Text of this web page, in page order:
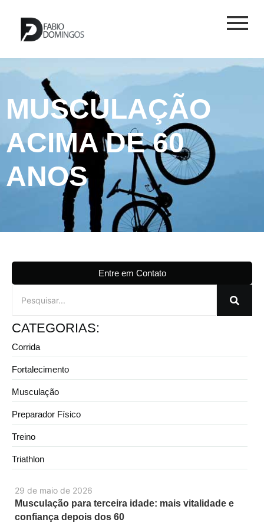
MUSCULAÇÃO
ACIMA DE 60
ANOS
29 de maio de 2026
Musculação para terceira idade: mais vitalidade e
confiança depois dos 60
Entre em Contato
CATEGORIAS:
Corrida
Fortalecimento
Musculação
Preparador Físico
Treino
Triathlon